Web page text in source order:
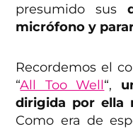
presumido sus
micrófono y
Recordemos el
“All Too Well“,
dirigida por ella
Como era de